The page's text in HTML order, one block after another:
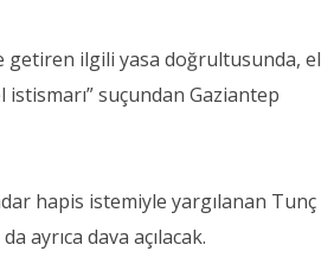
getiren ilgili yasa doğrultusunda,
suçundan Gaziantep
hapis istemiyle yargılanan Tunç
ayrıca dava açılacak.